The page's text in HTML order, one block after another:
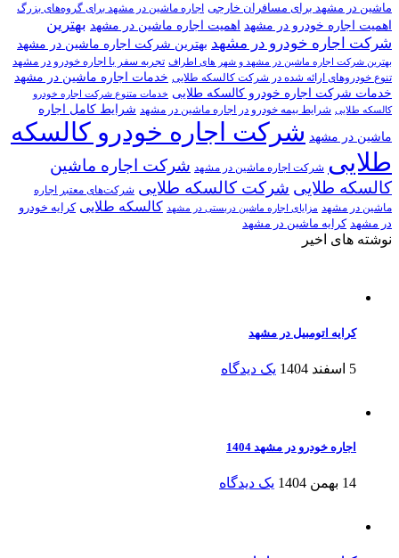
ماشین در مشهد برای مسافران خارجی اجاره ماشین در مشهد برای گروه‌های بزرگ
اهمیت اجاره خودرو در مشهد اهمیت اجاره ماشین در مشهد بهترین
شرکت اجاره خودرو در مشهد بهترین شرکت اجاره ماشین در مشهد
بهترین شرکت اجاره ماشین در مشهد و شهر های اطراف تجربه سفر با اجاره خودرو در مشهد
تنوع خودروهای ارائه شده در شرکت کالسکه طلایی خدمات اجاره ماشین در مشهد
خدمات شرکت اجاره خودرو کالسکه طلایی خدمات متنوع شرکت اجاره خودرو
کالسکه طلایی شرایط بیمه خودرو در اجاره ماشین در مشهد شرایط کامل اجاره
ماشین در مشهد شرکت اجاره خودرو کالسکه
طلایی شرکت اجاره ماشین در مشهد شرکت اجاره ماشین
کالسکه طلایی شرکت کالسکه طلایی شرکت‌های معتبر اجاره
ماشین در مشهد مزایای اجاره ماشین دربستی در مشهد کالسکه طلایی کرایه خودرو
در مشهد کرایه ماشین در مشهد
نوشته های اخیر
کرایه اتومبیل در مشهد
5 اسفند 1404 یک دیدگاه
اجاره خودرو در مشهد 1404
14 بهمن 1404 یک دیدگاه